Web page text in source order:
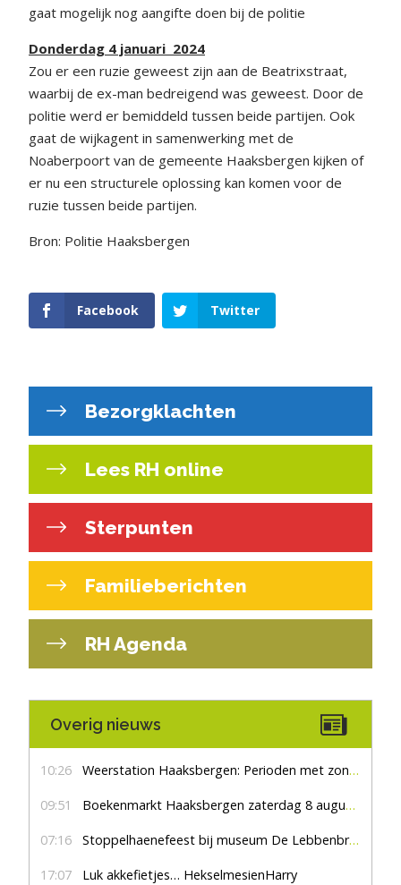
gaat mogelijk nog aangifte doen bij de politie
Donderdag 4 januari 2024
Zou er een ruzie geweest zijn aan de Beatrixstraat,
waarbij de ex-man bedreigend was geweest. Door de
politie werd er bemiddeld tussen beide partijen. Ook
gaat de wijkagent in samenwerking met de
Noaberpoort van de gemeente Haaksbergen kijken of
er nu een structurele oplossing kan komen voor de
ruzie tussen beide partijen.
Bron: Politie Haaksbergen
Facebook Twitter
Bezorgklachten
Lees RH online
Sterpunten
Familieberichten
RH Agenda
Overig nieuws
10:26 Weerstation Haaksbergen: Perioden met zon en droog
09:51 Boekenmarkt Haaksbergen zaterdag 8 augustus, marktplein Haaksbergen
07:16 Stoppelhaenefeest bij museum De Lebbenbrugge
17:07 Luk akkefietjes… HekselmesienHarry